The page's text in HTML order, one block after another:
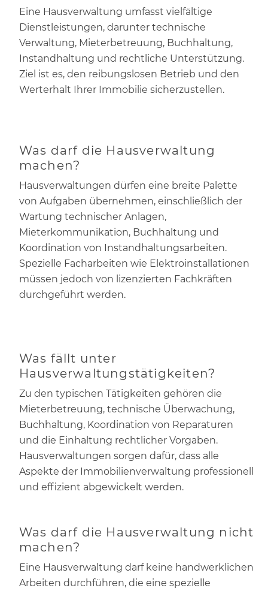
Eine Hausverwaltung umfasst vielfältige
Dienstleistungen, darunter technische
Verwaltung, Mieterbetreuung, Buchhaltung,
Instandhaltung und rechtliche Unterstützung.
Ziel ist es, den reibungslosen Betrieb und den
Werterhalt Ihrer Immobilie sicherzustellen.
Was darf die Hausverwaltung
machen?
Hausverwaltungen dürfen eine breite Palette
von Aufgaben übernehmen, einschließlich der
Wartung technischer Anlagen,
Mieterkommunikation, Buchhaltung und
Koordination von Instandhaltungsarbeiten.
Spezielle Facharbeiten wie Elektroinstallationen
müssen jedoch von lizenzierten Fachkräften
durchgeführt werden.
Was fällt unter
Hausverwaltungstätigkeiten?
Zu den typischen Tätigkeiten gehören die
Mieterbetreuung, technische Überwachung,
Buchhaltung, Koordination von Reparaturen
und die Einhaltung rechtlicher Vorgaben.
Hausverwaltungen sorgen dafür, dass alle
Aspekte der Immobilienverwaltung professionell
und effizient abgewickelt werden.
Was darf die Hausverwaltung nicht
machen?
Eine Hausverwaltung darf keine handwerklichen
Arbeiten durchführen, die eine spezielle